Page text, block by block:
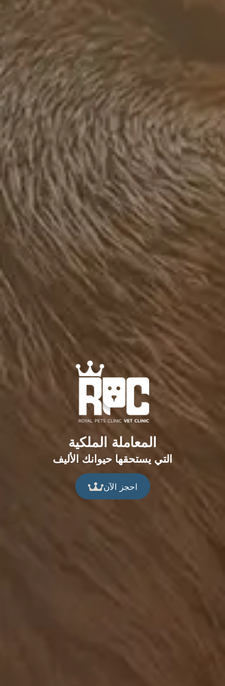
المعاملة الملكية
التي يستحقها حيوانك الأليف
احجز الآن